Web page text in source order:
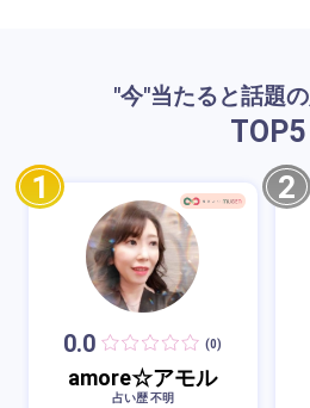
"今"当たると話題
TOP5
1
0.0 (0)
amore☆アモル
占い歴 不明
2